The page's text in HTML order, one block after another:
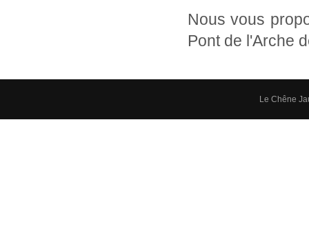
Nous vous
Pont de l'Arche
Le Chêne